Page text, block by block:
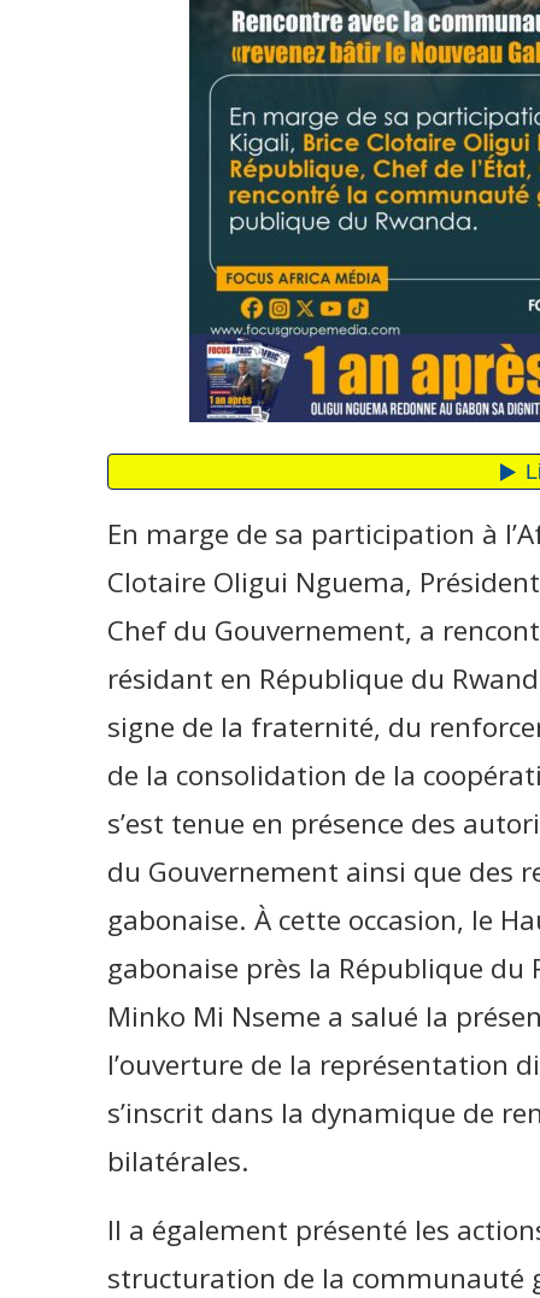
En marge de sa participation à
Clotaire Oligui Nguema,
Chef du Gouvernement, a
résidant en République du
signe de la fraternité, du
de la consolidation de la
s’est tenue en présence des
du Gouvernement ainsi que des
gabonaise. À cette occasion, le
gabonaise près la République du
Minko Mi Nseme a salué la
l’ouverture de la représentation
s’inscrit dans la dynamique de
bilatérales.
Il a également présenté les
structuration de la communauté